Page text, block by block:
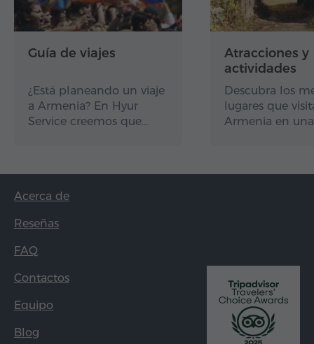
Guía de viajes
¿Está planeando un viaje
a Armenia? En Hyur
Service creemos que…
Atracciones y
actividades
Descubra los
lugares que
Armenia en
Acerca de
Reseñas
FAQ
Contactos
Equipo
Blog